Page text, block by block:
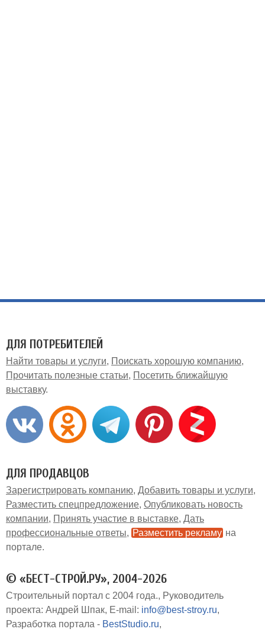
ДЛЯ ПОТРЕБИТЕЛЕЙ
Найти товары и услуги
Поискать хорошую компанию
Прочитать полезные статьи
Посетить ближайшую
выставку
ДЛЯ ПРОДАВЦОВ
Зарегистрировать компанию Добавить товары и услуги
Разместить спецпредложение Опубликовать новость
компании
Принять участие в выставке Дать
профессиональные ответы
Разместить рекламу на
портале
© «БЕСТ-СТРОЙ.РУ», 2004-2026
Строительный портал с 2004 года.
Руководитель
проекта: Андрей Шпак E-mail: info@best-stroy.ru
Разработка портала - BestStudio.ru